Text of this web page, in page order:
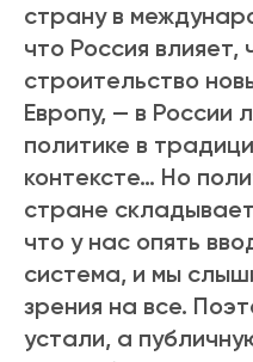
страну в
что Россия влияет,
строительство
Европу, — в
политике в
контексте… Но
стране
что у нас опять
система, и мы
зрения на все.
устали, а